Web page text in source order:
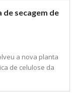
secagem de
a nova planta
de celulose da